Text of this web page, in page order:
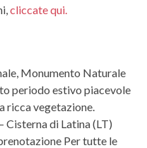
cliccate qui.
Monumento Naturale
periodo estivo piacevole
ricca vegetazione.
Cisterna di Latina (LT)
Per tutte le